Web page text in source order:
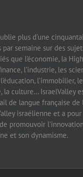
plus d’une
par semaine sur des
que l’économie, la
l’industrie, les
l’immobilier, le
la culture… IsraelValley
de langue française de
israélienne et a pour
promouvoir l’innovation
et son dynamisme.